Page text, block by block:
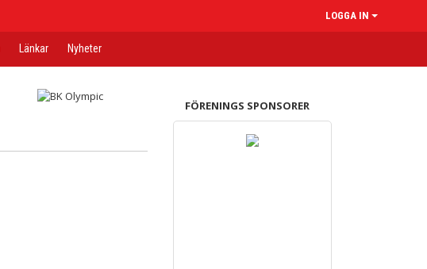
LOGGA IN
Länkar Nyheter
FÖRENINGS SPONSORER